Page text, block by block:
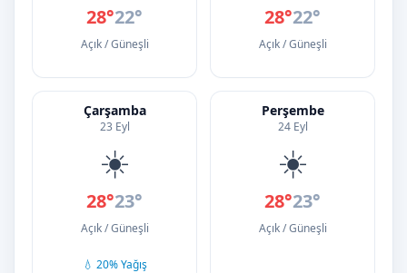
28°22°
Açık / Güneşli
28°22°
Açık / Güneşli
Çarşamba
23 Eyl
☀️
28°23°
Açık / Güneşli
💧 20% Yağış
Perşembe
24 Eyl
☀️
28°23°
Açık / Güneşli